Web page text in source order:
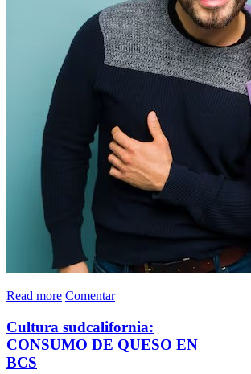
Read more Comentar
Cultura sudcalifornia:
CONSUMO DE QUESO EN
BCS